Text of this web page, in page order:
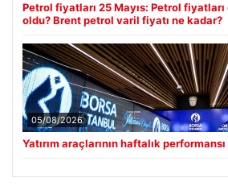
Petrol fiyatları 25 Mayıs: Petrol
oldu? Brent petrol varil fiyatı ne kadar?
05/08/2026
Yatırım araçlarının haftalık